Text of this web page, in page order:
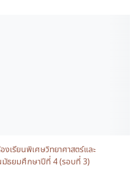
เรียนพิเศษวิทยาศาสตร์และ
ธยมศึกษาปีที่ 4 (รอบที่ 3)